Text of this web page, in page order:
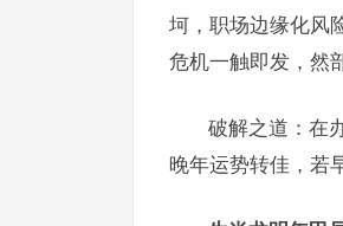
坷，职场边缘化风
危机一触即发，然
破解之道：在
晚年运势转佳，若